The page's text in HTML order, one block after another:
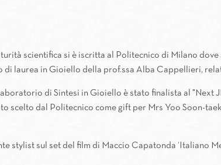
scientifica si è iscritta al Politecnico di Milano
di laurea in Gioiello della prof.ssa Alba Cappellieri,
di Sintesi in Gioiello è stato finalista al
scelto dal Politecnico come gift per Mrs Yoo Soon-
stylist sul set del film di Maccio Capatonda ‘Italiano